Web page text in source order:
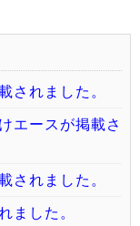
されました。
エースが掲載さ
されました。
ました。